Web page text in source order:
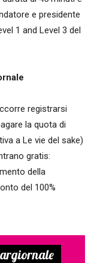
e presidente
1 and Level 3 del
registrarsi
la quota di
a Le vie del sake)
gratis:
della
del 100%